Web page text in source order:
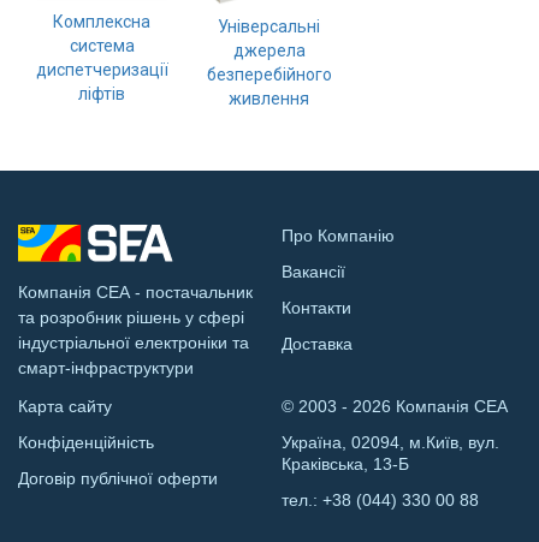
Комплексна
система
диспетчеризації
ліфтів
Універсальні
джерела
безперебійного
живлення
Компанія СЕА - постачальник
та розробник рішень у сфері
індустріальної електроніки та
смарт-інфраструктури
Про Компанію
Вакансії
Контакти
Доставка
Карта сайту
Конфіденційність
Договір публічної оферти
© 2003 - 2026 Компанія СЕА
Україна, 02094, м.Київ, вул.
Краківська, 13-Б
тел.: +38 (044) 330 00 88